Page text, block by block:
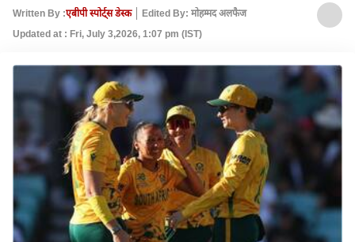
Written By :एबीपी स्पोर्ट्स डेस्क
Edited By: मोहम्मद अलफैज
Updated at : Fri, July 3,2026, 1:07 pm (IST)